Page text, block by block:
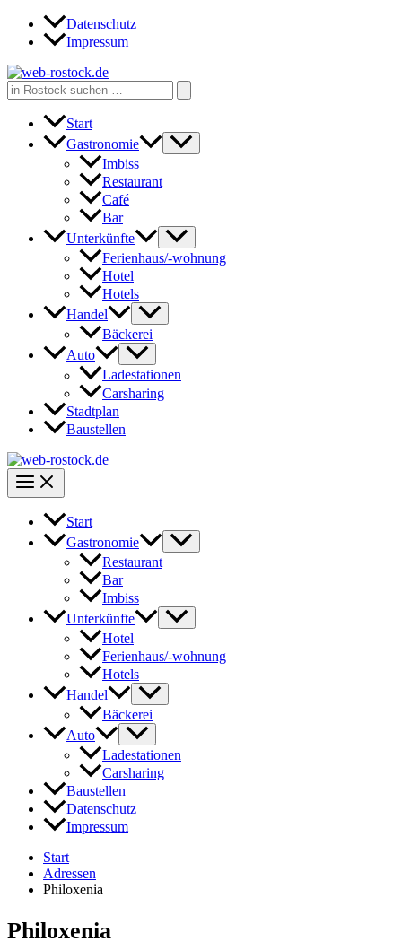
Zum
Inhalt
Datenschutz
Impressum
Search
for:
Start
Gastronomie
Imbiss
Restaurant
Café
Bar
Unterkünfte
Ferienhaus/-wohnung
Hotel
Hotels
Handel
Bäckerei
Auto
Ladestationen
Carsharing
Stadtplan
Baustellen
Start
Gastronomie
Restaurant
Bar
Imbiss
Unterkünfte
Hotel
Ferienhaus/-wohnung
Hotels
Handel
Bäckerei
Auto
Ladestationen
Carsharing
Baustellen
Datenschutz
Impressum
Start
Adressen
Philoxenia
Philoxenia